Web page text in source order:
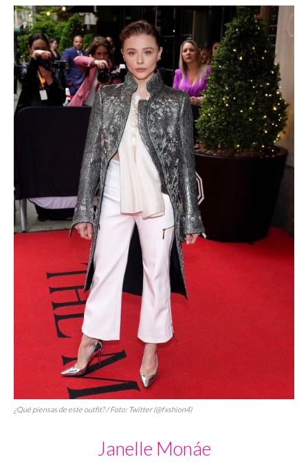
¿Qué piensas de este outfit? / Foto: Twitter (@fxshion4)
Janelle Monáe